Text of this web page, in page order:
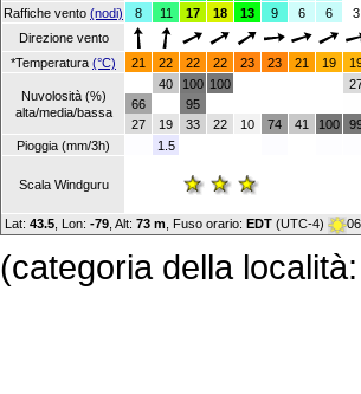
Raffiche vento (nodi) 8 11 17 18 13 9 6 6
3
Direzione vento
*Temperatura (°C) 21 22 22 22 23 23 21 19
Nuvolosità (%)
alta/media/bassa
66
27
40
19
100
95
33
100
22 10 74 41 100
Pioggia (mm/3h)
1.5
Scala Windguru
Lat: 43.5 , Lon: -79 Alt: 73 m , Fuso orario: EDT (UTC-4)
(categoria della